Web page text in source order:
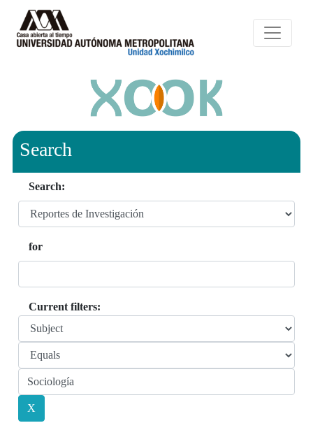
Search
Search:
for
Current filters: